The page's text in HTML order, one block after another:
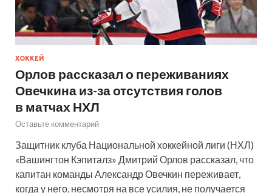
ХОККЕЙ
Орлов рассказал о переживаниях
Овечкина из-за отсутствия голов
в матчах НХЛ
Оставьте комментарий
Защитник клуба Национальной хоккейной лиги (НХЛ)
«Вашингтон Кэпиталз» Дмитрий Орлов рассказал, что
капитан команды Александр Овечкин переживает,
когда у него, несмотря на все усилия, не получается